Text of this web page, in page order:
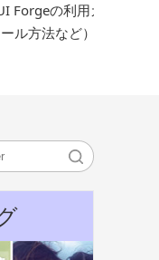
アプリ5選～AI
で作成